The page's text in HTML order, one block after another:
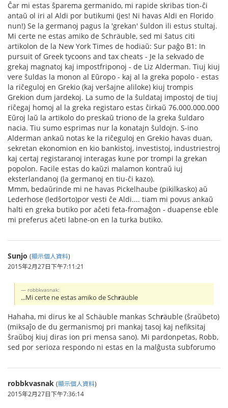
Ĉar mi estas ŝparema germanido, mi rapide skribas tion-ĉi
antaŭ ol iri al Aldi por butikumi (jes! Ni havas Aldi en Florido
nun!) Se la germanoj pagus la 'grekan' ŝuldon ili estus stultaj.
Mi certe ne estas amiko de Schräuble, sed mi ŝatus citi
artikolon de la New York Times de hodiaŭ: Sur paĝo B1: In
pursuit of Greek tycoons and tax cheats - Je la sekvado de
grekaj magnatoj kaj impostfriponoj - de Liz Alderman. Tiuj kiuj
vere ŝuldas la monon al Eŭropo - kaj al la greka popolo - estas
la riĉeguloj en Grekio (kaj verŝajne aliloke) kiuj trompis
Grekion dum jardekoj. La sumo de la ŝuldataj impostoj de tiuj
riĉegaj homoj al la greka registaro estas ĉirkaŭ 76.000.000.000
Eŭroj laŭ la artikolo do preskaŭ triono de la greka ŝuldaro
nacia. Tiu sumo esprimas nur la konatajn ŝuldojn. S-ino
Alderman ankaŭ notas ke la riĉeguloj en Grekio havas duan,
sekretan ekonomion en kio bankistoj, investistoj, industriestroj
kaj certaj registaranoj interagas kune por trompi la grekan
popolon. Facile estas do kaŭzi malamon kontraŭ iuj
eksterlandanoj (la germanoj en tiu-ĉi kazo).
Mmm, bedaŭrinde mi ne havas Pickelhaube (pikilkasko) aŭ
Lederhose (ledŝorto)por vesti ĉe Aldi.... tiam mi povus ankaŭ
halti en greka butiko por aĉeti feta-fromaĝon - duapense eble
mi preferus aĉeti labne-on en la turka butiko.
Sunjo (顯示個人資料)
2015年2月27日下午7:11:21
robbkvasnak:
...Mi certe ne estas amiko de Schräuble
Hahaha, mi dirus ke al Schäuble mankas Schräuble (ŝraŭbeto)
(miksaĵo de du germanismoj pri mankaj tasoj kaj nefiksitaj
ŝraŭboj kiuj diras ion pri mensa sano). Mi pardonpetas, Robb,
sed por serioza respondo ni estas en la malĝusta subforumo
robbkvasnak (顯示個人資料)
2015年2月27日下午7:36:14